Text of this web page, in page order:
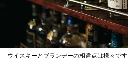
ウイスキーとブランデーの相違点は様々です